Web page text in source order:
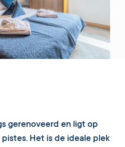
gerenoveerd en ligt op
Het is de ideale plek